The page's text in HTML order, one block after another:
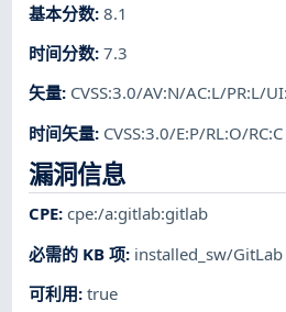
基本分数:8.1
时间分数:7.3
矢量: CVSS:3.0/AV:N/AC:L/PR:L/
时间矢量: CVSS:3.0/E:P/RL:O/RC:C
漏洞信息
CPE:cpe:/a:gitlab:gitlab
必需的 KB 项: installed_sw/GitLab
可利用:true